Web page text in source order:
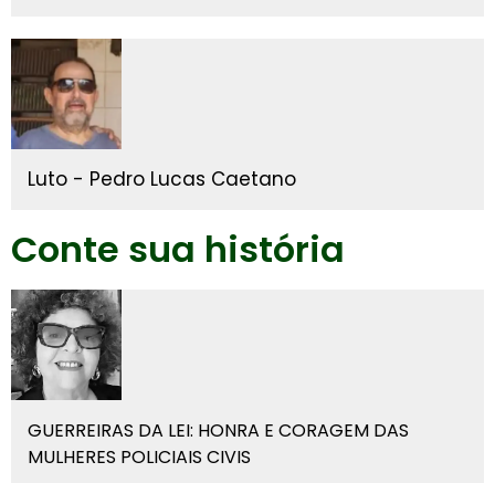
Luto - Pedro Lucas Caetano
Conte sua história
GUERREIRAS DA LEI: HONRA E CORAGEM DAS
MULHERES POLICIAIS CIVIS